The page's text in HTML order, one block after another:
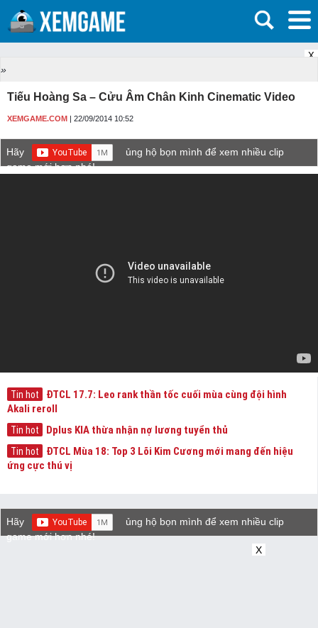
X
»
Tiếu Hoàng Sa – Cửu Âm Chân Kinh Cinematic Video
XEMGAME.COM | 22/09/2014 10:52
Hãy
ủng hộ bọn mình để xem nhiều clip
game mới hơn nhé!
Tin hot
ĐTCL 17.7: Leo rank thần tốc cuối mùa cùng đội hình
Akali reroll
Tin hot Dplus KIA thừa nhận nợ lương tuyển thủ
Tin hot
ĐTCL Mùa 18: Top 3 Lõi Kim Cương mới mang đến hiệu
ứng cực thú vị
Hãy
ủng hộ bọn mình để xem nhiều clip
game mới hơn nhé!
X